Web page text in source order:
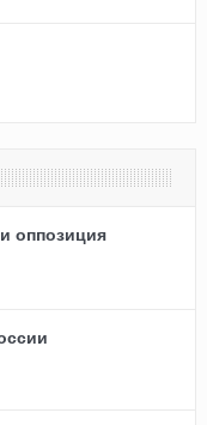
оппозиция